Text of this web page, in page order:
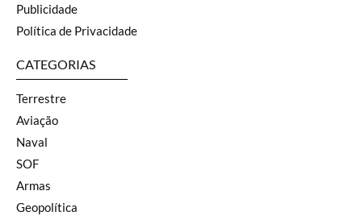
Publicidade
Política de Privacidade
CATEGORIAS
Terrestre
Aviação
Naval
SOF
Armas
Geopolítica